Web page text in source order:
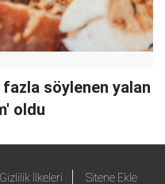
söylenen yalan
oldu
Gizlilik İlkeleri Sitene Ekle